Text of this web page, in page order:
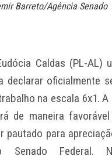
Barreto/Agência Senado
Caldas (PL-AL)
declarar oficialmente
na escala 6x1. A
de maneira
pautado para
Senado Federal.